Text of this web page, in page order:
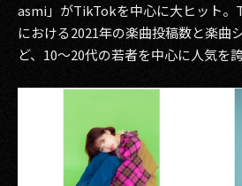
asmi」がTikTokを中心に大ヒット
における2021年の楽曲投稿数と楽曲
ど、10〜20代の若者を中心に人気を